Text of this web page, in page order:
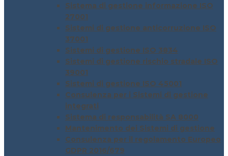
Sistema di gestione informazione ISO
27001
Sistemi di gestione anticorruzione ISO
37001
Sistemi di gestione ISO 3834
Sistemi di gestione rischio stradale ISO
39001
Sistemi di gestione ISO 45001
Consulenza per i Sistemi di gestione
integrati
Sistema di responsabilità SA 8000
Mantenimento dei Sistemi di gestione
Consulenza per il regolamento Europeo
GDPR 2016/679